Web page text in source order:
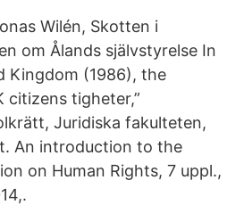
Wilén, Skotten i
om Ålands självstyrelse In
Kingdom (1986), the
citizens tigheter,”
Juridiska fakulteten,
An introduction to the
on Human Rights, 7 uppl.,